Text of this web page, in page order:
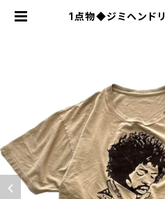
1点物◆ジミヘンド
ィースOKアメカジ
ックT/バンT/バン
古着屋カチカチ
駅前で実店舗展開中
yo